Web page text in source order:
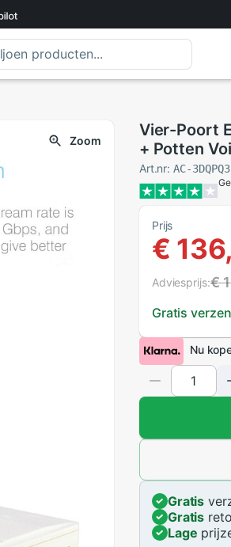
Zoom
Vier-Poort
+ Potten
Glasvezel
Art.nr:AC-
Prijs
€
Gratis
Adviesprijs:€
Nu
Gratis
Gratis
Lage